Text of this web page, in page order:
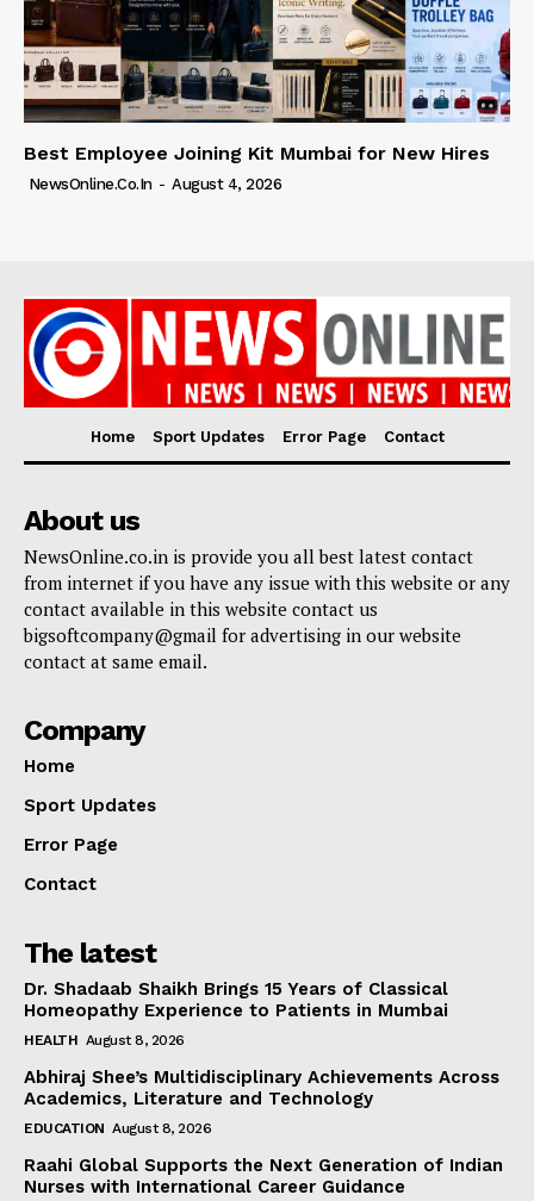
Best Employee Joining Kit Mumbai for New Hires
NewsOnline.co.in - August 4, 2026
Home Sport Updates Error Page Contact
About us
NewsOnline.co.in is provide you all best latest contact
from internet if you have any issue with this website or any
contact available in this website contact us
bigsoftcompany@gmail for advertising in our website
contact at same email.
Company
Home
Sport Updates
Error Page
Contact
The latest
Dr. Shadaab Shaikh Brings 15 Years of Classical
Homeopathy Experience to Patients in Mumbai
HEALTH August 8, 2026
Abhiraj Shee’s Multidisciplinary Achievements Across
Academics, Literature and Technology
EDUCATION August 8, 2026
Raahi Global Supports the Next Generation of Indian
Nurses with International Career Guidance